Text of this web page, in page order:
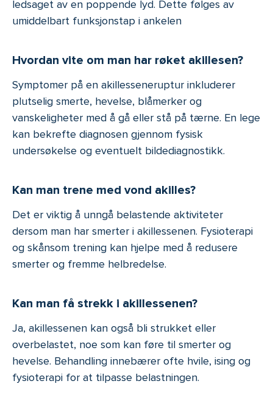
ledsaget av en poppende lyd. Dette følges av
umiddelbart funksjonstap i ankelen
Hvordan vite om man har røket akillesen?
Symptomer på en akillesseneruptur inkluderer
plutselig smerte, hevelse, blåmerker og
vanskeligheter med å gå eller stå på tærne. En lege
kan bekrefte diagnosen gjennom fysisk
undersøkelse og eventuelt bildediagnostikk.
Kan man trene med vond akilles?
Det er viktig å unngå belastende aktiviteter
dersom man har smerter i akillessenen. Fysioterapi
og skånsom trening kan hjelpe med å redusere
smerter og fremme helbredelse.
Kan man få strekk i akillessenen?
Ja, akillessenen kan også bli strukket eller
overbelastet, noe som kan føre til smerter og
hevelse. Behandling innebærer ofte hvile, ising og
fysioterapi for at tilpasse belastningen.